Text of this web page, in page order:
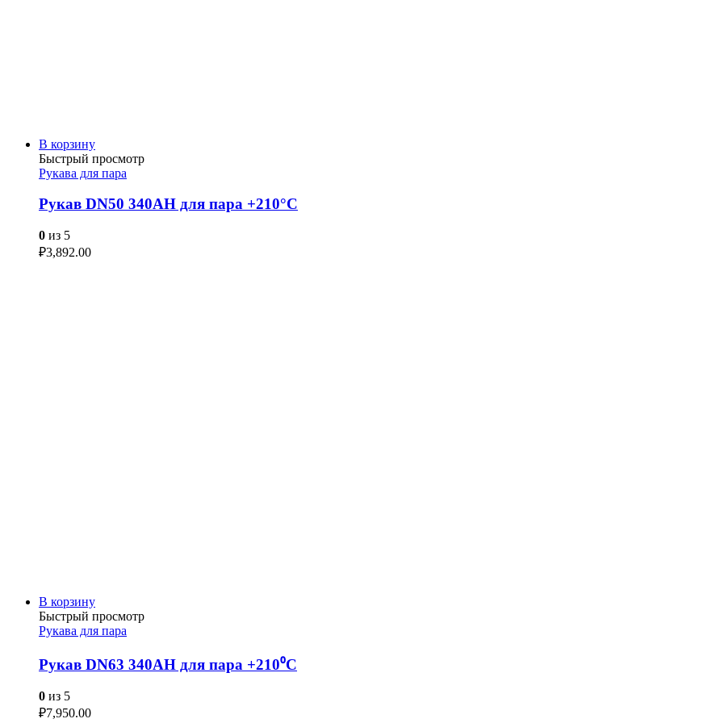
В корзину
Быстрый просмотр
Рукава для пара
Рукав DN50 340AH для пара +210°C
0 из 5
₽3,892.00
В корзину
Быстрый просмотр
Рукава для пара
Рукав DN63 340AH для пара +210⁰С
0 из 5
₽7,950.00